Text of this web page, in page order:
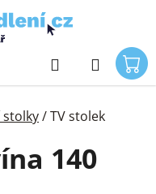
Hledat
stolky/TV stolek
140